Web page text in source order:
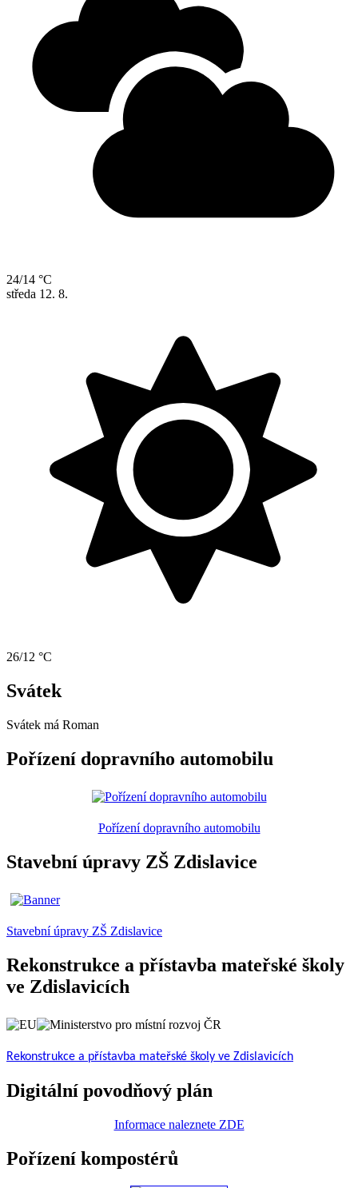
24/14 °C
středa 12. 8.
26/12 °C
Svátek
Svátek má Roman
Pořízení dopravního automobilu
Pořízení dopravního automobilu
Stavební úpravy ZŠ Zdislavice
Stavební úpravy ZŠ Zdislavice
Rekonstrukce a přístavba mateřské školy
ve Zdislavicích
Rekonstrukce a přístavba mateřské školy ve Zdislavicích
Digitální povodňový plán
Informace naleznete ZDE
Pořízení kompostérů